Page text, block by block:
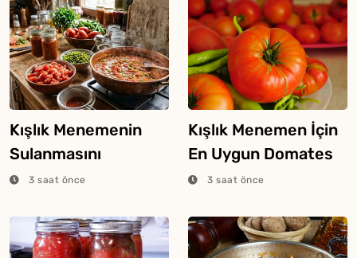
Kışlık Menemenin
Sulanmasını
Engelleyecek 5 Şey
3 saat önce
Kışlık Menemen İçin
En Uygun Domates
Nasıl Seçilir?
3 saat önce